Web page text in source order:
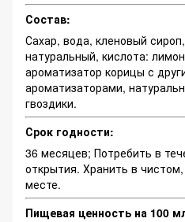
Состав:
Сахар, вода, кленовый
натуральный, кислота:
ароматизатор корицы с
ароматизаторами,
гвоздики.
Срок годности:
36 месяцев; Потребить в
открытия. Хранить в
месте.
Пищевая ценность на 100